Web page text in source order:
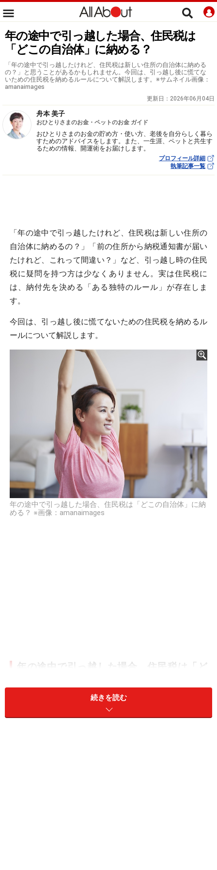
年の途中で引っ越した場合、住民税は
「どこの自治体」に納める？
「年の途中で引っ越したけれど、住民税は新しい住所の自治体に納める
の？」と思うことがあるかもしれません。今回は、引っ越し後に慌てな
いための住民税を納めるルールについて解説します。※サムネイル画像：
amanaimages
更新日： 2026年06月04日
舟本 美子
おひとりさまのお金・ペットのお金 ガイド
おひとりさまのお金の貯め方・使い方、老後を自分らしく暮ら
すためのアドバイスをします。また、一生涯、ペットと共生す
るための情報、開運術をお届けします。
プロフィール詳細
執筆記事一覧
「年の途中で引っ越したけれど、住民税は新しい住所の
自治体に納めるの？」「前の住所から納税通知書が届い
たけれど、これって間違い？」など、引っ越し時の住民
税に疑問を持つ方は少なくありません。実は住民税に
は、納付先を決める「ある独特のルール」が存在しま
す。
今回は、引っ越し後に慌てないための住民税を納めるル
ールについて解説します。
年の途中で引っ越した場合、住民税は「どこの自治体」に納
める？ ※画像：amanaimages
年の途中で引っ越した場合、住民税は「ど
住民税は、前年1月1日から12月31日までの所得をもとに
計算されます。その際、課税を行うのは「その年の1月1
続きを読む